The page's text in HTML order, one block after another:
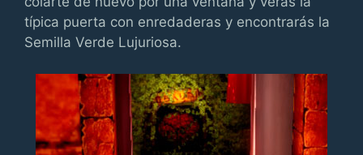
típica puerta con enredaderas y encontrarás la
Semilla Verde Lujuriosa.